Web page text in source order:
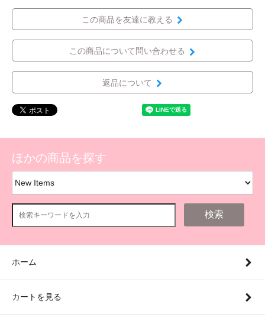
この商品を友達に教える
この商品について問い合わせる
返品について
ほかの商品を探す
検索
ホーム
カートを見る